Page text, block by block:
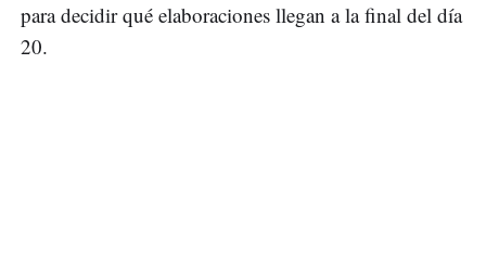
para decidir qué elaboraciones llegan a la final del día
20.